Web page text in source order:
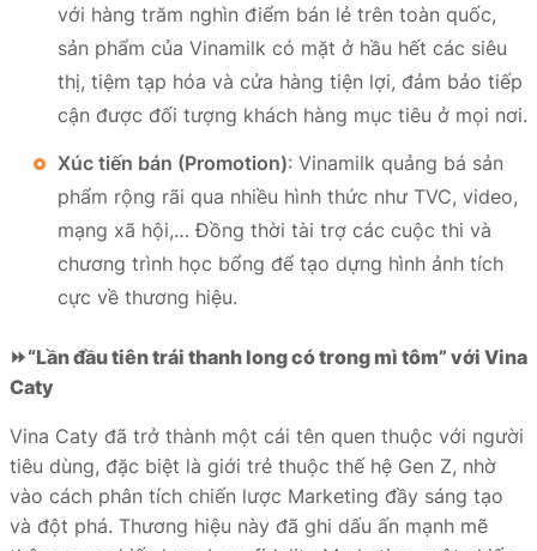
với hàng trăm nghìn điểm bán lẻ trên toàn quốc,
sản phẩm của Vinamilk có mặt ở hầu hết các siêu
thị, tiệm tạp hóa và cửa hàng tiện lợi, đảm bảo tiếp
cận được đối tượng khách hàng mục tiêu ở mọi nơi.
Xúc tiến bán (Promotion): Vinamilk quảng bá sản
phẩm rộng rãi qua nhiều hình thức như TVC, video,
mạng xã hội,… Đồng thời tài trợ các cuộc thi và
chương trình học bổng để tạo dựng hình ảnh tích
cực về thương hiệu.
⏩“Lần đầu tiên trái thanh long có trong mì tôm” với Vina
Caty
Vina Caty đã trở thành một cái tên quen thuộc với người
tiêu dùng, đặc biệt là giới trẻ thuộc thế hệ Gen Z, nhờ
vào cách phân tích chiến lược Marketing đầy sáng tạo
và đột phá. Thương hiệu này đã ghi dấu ấn mạnh mẽ